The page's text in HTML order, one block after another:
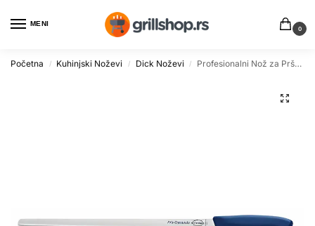
MENI
0
Početna / Kuhinjski Noževi / Dick Noževi / Profesionalni Nož za Pršut 32cm Dick Pro Dynamic